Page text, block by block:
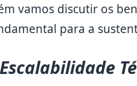
vamos discutir os
para a